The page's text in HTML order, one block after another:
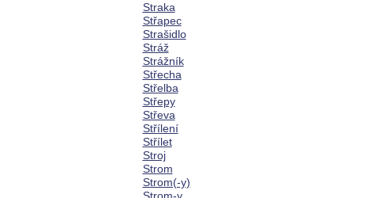
Straka
Střapec
Strašidlo
Stráž
Strážník
Střecha
Střelba
Střepy
Střeva
Střílení
Střílet
Stroj
Strom
Strom(-y)